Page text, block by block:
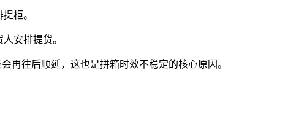
柜。
安排提货。
再往后顺延，这也是拼箱时效不稳定的核心原因。